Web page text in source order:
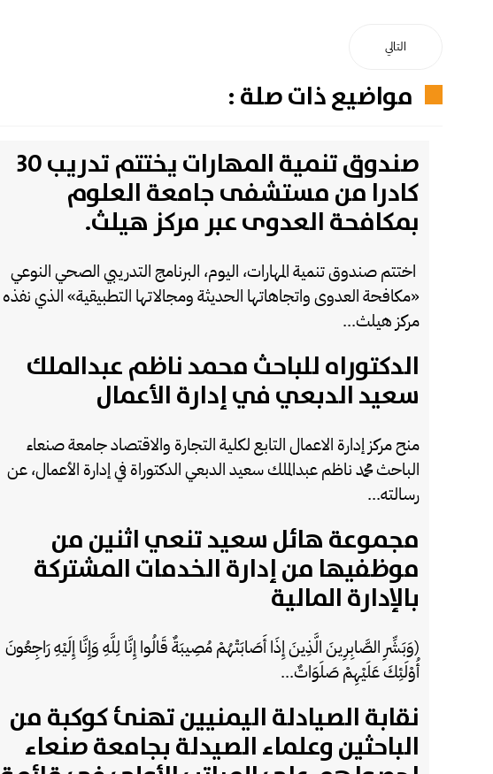
التالي
مواضيع ذات صلة :
صندوق تنمية المهارات يختتم تدريب 30
كادرا من مستشفى جامعة العلوم
بمكافحة العدوى عبر مركز هيلث.
اختتم صندوق تنمية المهارات، اليوم، البرنامج التدريبي الصحي النوعي
«مكافحة العدوى واتجاهاتها الحديثة ومجالاتها التطبيقية» الذي نفذه
مركز هيلث...
الدكتوراه للباحث محمد ناظم عبدالملك
سعيد الدبعي في إدارة الأعمال
منح مركز إدارة الاعمال التابع لكلية التجارة والاقتصاد جامعة صنعاء
الباحث محمد ناظم عبدالملك سعيد الدبعي الدكتوراة في إدارة الأعمال، عن
رسالته...
مجموعة هائل سعيد تنعي اثنين من
موظفيها من إدارة الخدمات المشتركة
بالإدارة المالية
(وَبَشِّرِ الصَّابِرِينَ الَّذِينَ إِذَا أَصَابَتْهُمْ مُصِيبَةٌ قَالُوا إِنَّا لِلَّهِ وَإِنَّا إِلَيْهِ رَاجِعُونَ
أُوْلَئِكَ عَلَيْهِمْ صَلَوَاتٌ...
نقابة الصيادلة اليمنيين تهنئ كوكبة من
الباحثين وعلماء الصيدلة بجامعة صنعاء